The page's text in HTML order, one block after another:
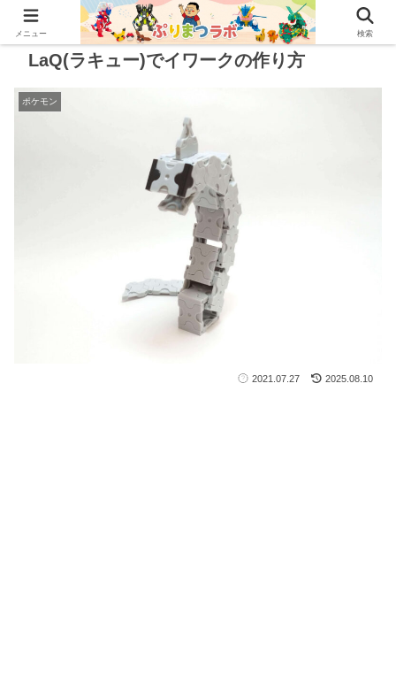
LaQ(ラキュー)でイワークの作り方
ポケモン
2021.07.27 2025.08.10
メニュー 検索